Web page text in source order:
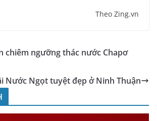
Theo Zing.vn
chiêm ngưỡng thác nước Chapơ
Nước Ngọt tuyệt đẹp ở Ninh Thuận